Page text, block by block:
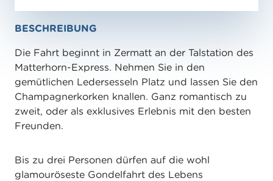
BESCHREIBUNG
Die Fahrt beginnt in Zermatt an der Talstation des
Matterhorn-Express. Nehmen Sie in den
gemütlichen Ledersesseln Platz und lassen Sie den
Champagnerkorken knallen. Ganz romantisch zu
zweit, oder als exklusives Erlebnis mit den besten
Freunden.
Bis zu drei Personen dürfen auf die wohl
glamouröseste Gondelfahrt des Lebens